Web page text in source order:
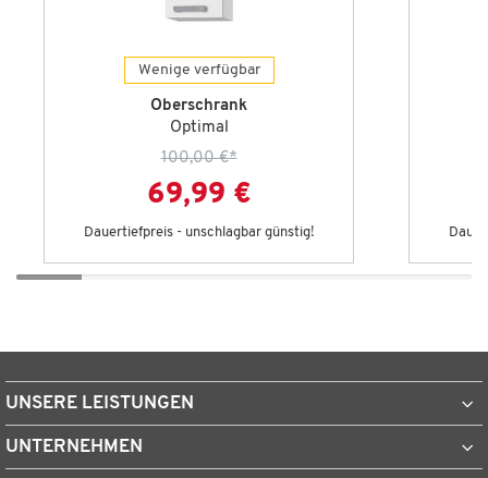
Wenige verfügbar
Oberschrank
Optimal
100,00 €*
69,99 €
Dauertiefpreis - unschlagbar günstig!
UNSERE LEISTUNGEN
UNTERNEHMEN